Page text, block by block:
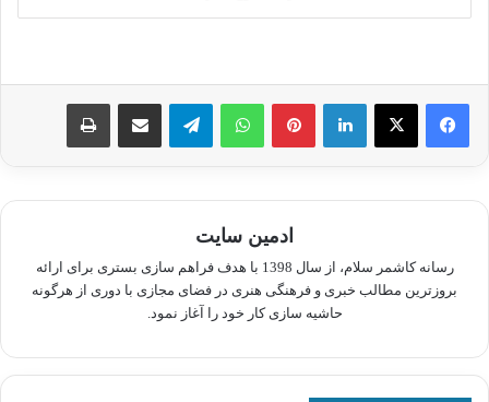
لینکدین پینترستواتس آپ تلگرام اشتراک گذاری از طریق ایمیل چاپ
ادمین سایت
رسانه کاشمر سلام، از سال 1398 با هدف فراهم سازی بستری برای ارائه
بروزترین مطالب خبری و فرهنگی هنری در فضای مجازی با دوری از هرگونه
حاشیه سازی کار خود را آغاز نمود.